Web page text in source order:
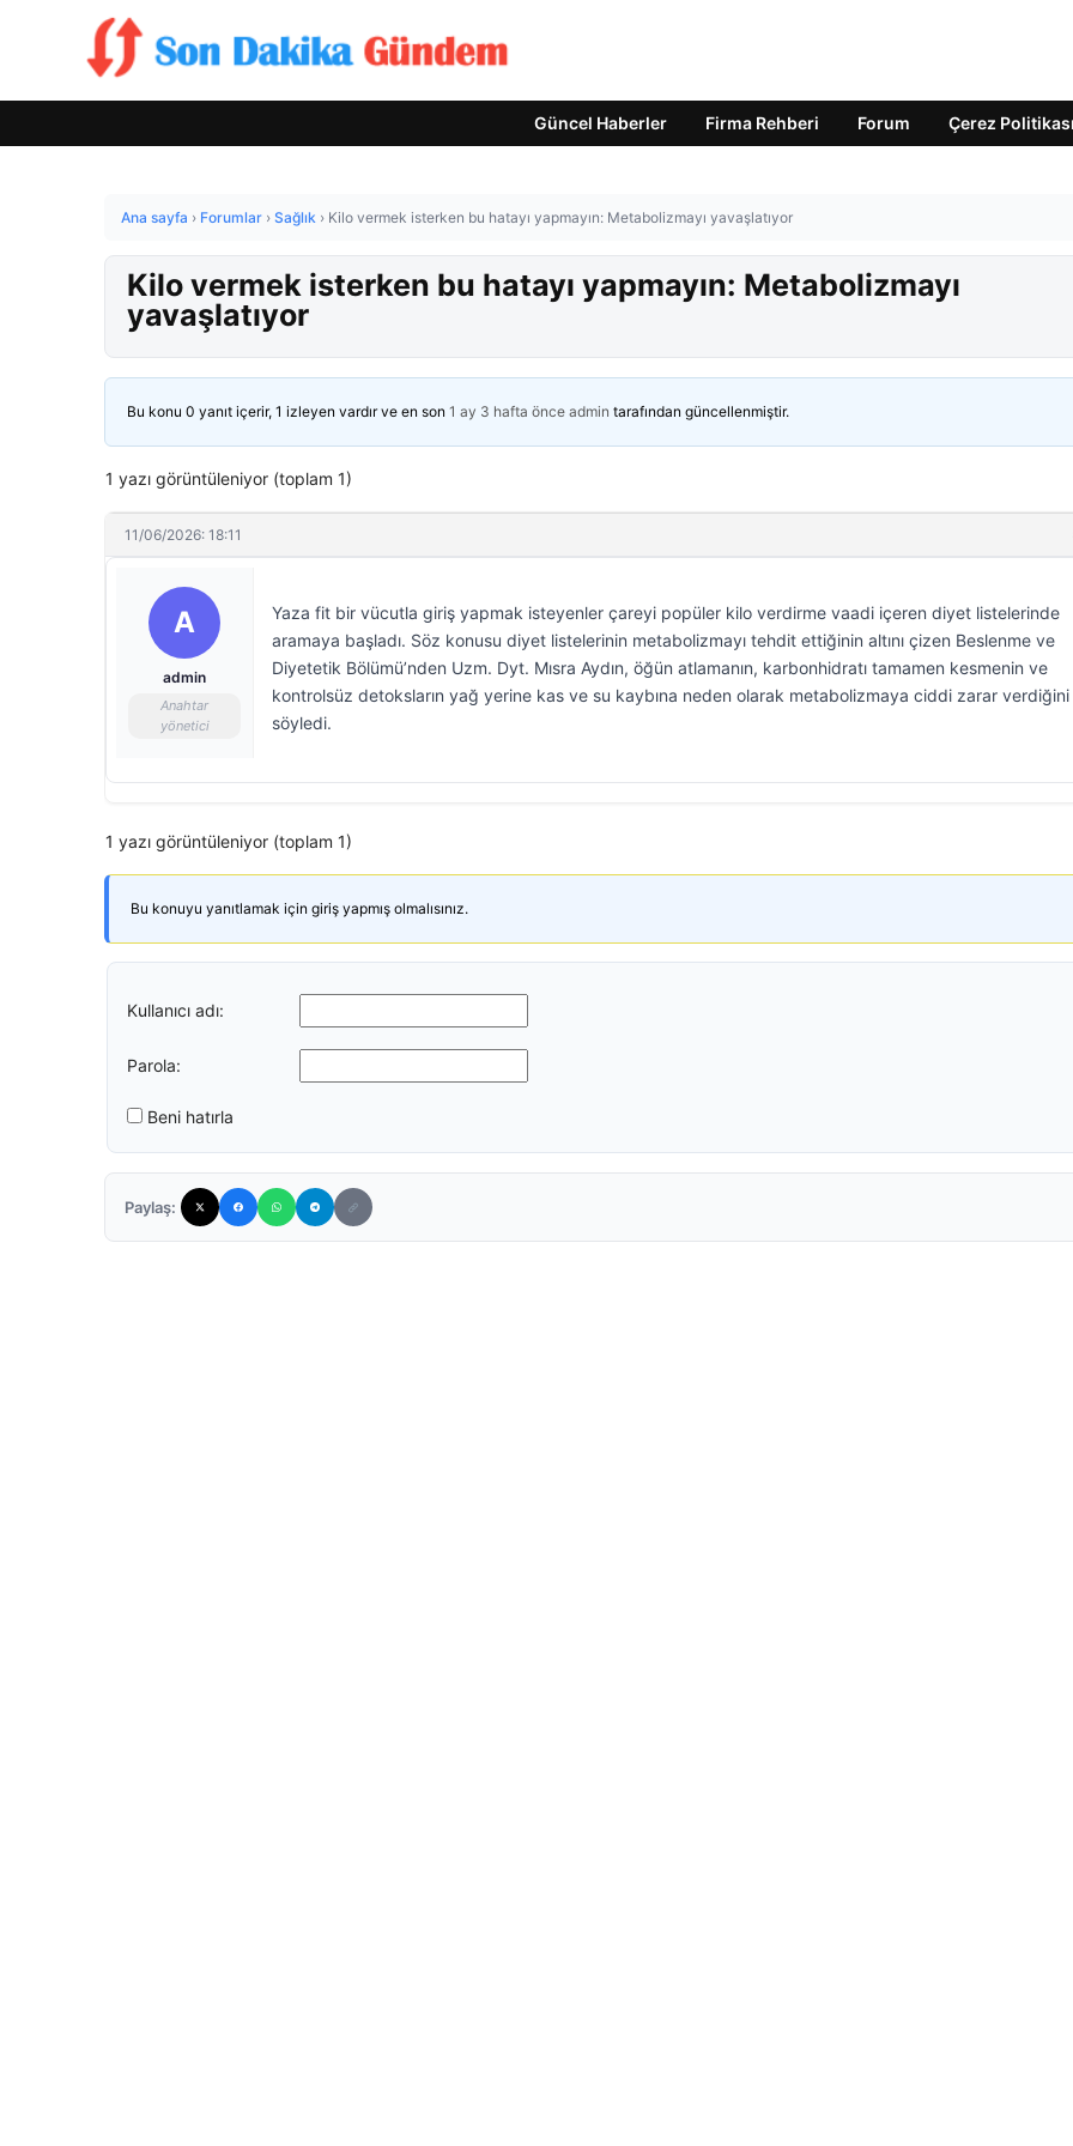
Güncel Haberler Firma Rehberi Forum Çerez Politikası
Ana sayfa › Forumlar › Sağlık › Kilo vermek isterken bu hatayı yapmayın: Metabolizmayı yavaşlatıyor
Kilo vermek isterken bu hatayı yapmayın: Metabolizmayı
yavaşlatıyor
Bu konu 0 yanıt içerir, 1 izleyen vardır ve en son 1 ay 3 hafta önce admin tarafından güncellenmiştir.
1 yazı görüntüleniyor (toplam 1)
11/06/2026: 18:11
A
admin
Anahtar
yönetici
Yaza fit bir vücutla giriş yapmak isteyenler çareyi popüler kilo verdirme vaadi içeren diyet listelerinde
aramaya başladı. Söz konusu diyet listelerinin metabolizmayı tehdit ettiğinin altını çizen Beslenme ve
Diyetetik Bölümü’nden Uzm. Dyt. Mısra Aydın, öğün atlamanın, karbonhidratı tamamen kesmenin ve
kontrolsüz detoksların yağ yerine kas ve su kaybına neden olarak metabolizmaya ciddi zarar verdiğini
söyledi.
1 yazı görüntüleniyor (toplam 1)
Bu konuyu yanıtlamak için giriş yapmış olmalısınız.
Kullanıcı adı:
Parola:
Beni hatırla
Paylaş: